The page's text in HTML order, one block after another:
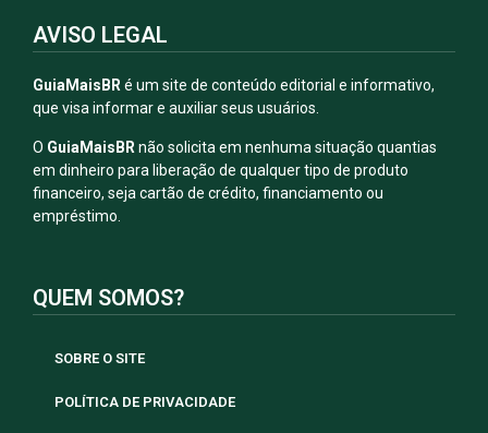
AVISO LEGAL
GuiaMaisBR é um site de conteúdo editorial e informativo,
que visa informar e auxiliar seus usuários.
O GuiaMaisBR não solicita em nenhuma situação quantias
em dinheiro para liberação de qualquer tipo de produto
financeiro, seja cartão de crédito, financiamento ou
empréstimo.
QUEM SOMOS?
SOBRE O SITE
POLÍTICA DE PRIVACIDADE